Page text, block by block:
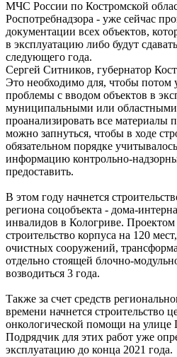
МЧС России по Костромской
Роспотребнадзора - уже сейчас
документации всех объектов,
в эксплуатацию либо будут
следующего года.
Сергей Ситников, губернатор
Это необходимо для, чтобы потом
проблемы с вводом объектов в
муниципальными или областными
проанализировать все материалы
можно запнуться, чтобы в ходе
обязательном порядке
информацию контрольно-
предоставить.
В этом году начнется
региона соцобъекта - дома-
инвалидов в Кологриве. Проектом
строительство корпуса на 120
очистных сооружений,
отдельно стоящей блочно-
возводиться 3 года.
Также за счет средств
времени начнется строительство
онкологической помощи на
Подрядчик для этих работ уже
эксплуатацию до конца 2021